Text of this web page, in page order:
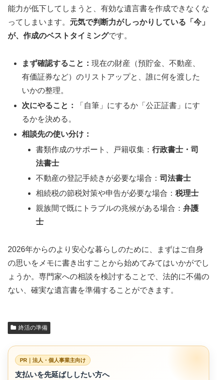
能力が低下してしまうと、有効な遺言書を作成できなくな
ってしまいます。 元気で判断力がしっかりしている「今」
が、作成のベストタイミングです。
まず確認すること：現在の財産（預貯金、不動産、
有価証券など）のリストアップと、誰に何を渡した
いかの整理。
次にやること：
「自筆」にするか「公正証書」にす
るかを決める。
相談先の使い分け：
書類作成のサポート、戸籍収集：行政書士・司
法書士
不動産の登記手続きが必要な場合：司法書士
相続税の節税対策や申告が必要な場合：税理士
親族間で既にトラブルの兆候がある場合：弁護
士
2026年からのより安心な暮らしのために、まずはご自身
の思いをメモに書き出すことから始めてみてはいかがでし
ょうか。専門家への相談を検討することで、法的に不備の
ない、確実な遺言書を準備することができます。
終活の準備
PR｜法人・個人事業主向け
支払いを先延ばししたい方へ